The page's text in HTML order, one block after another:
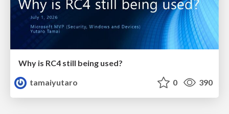
Why is RC4 still being used?
tamaiyutaro
0 390